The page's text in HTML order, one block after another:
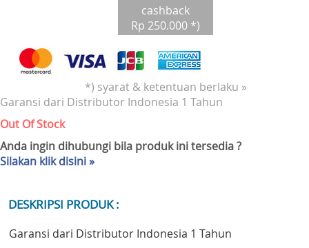
cashback
Rp 250.000 *)
*) syarat & ketentuan berlaku »
Garansi dari Distributor Indonesia 1 Tahun
Out Of Stock
Anda ingin dihubungi bila produk ini tersedia ?
Silakan klik disini »
DESKRIPSI PRODUK :
Garansi dari Distributor Indonesia 1 Tahun